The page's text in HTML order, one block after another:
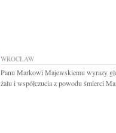
WROCŁAW
Panu Markowi Majewskiemu wyrazy
żalu i współczucia z powodu śmierci